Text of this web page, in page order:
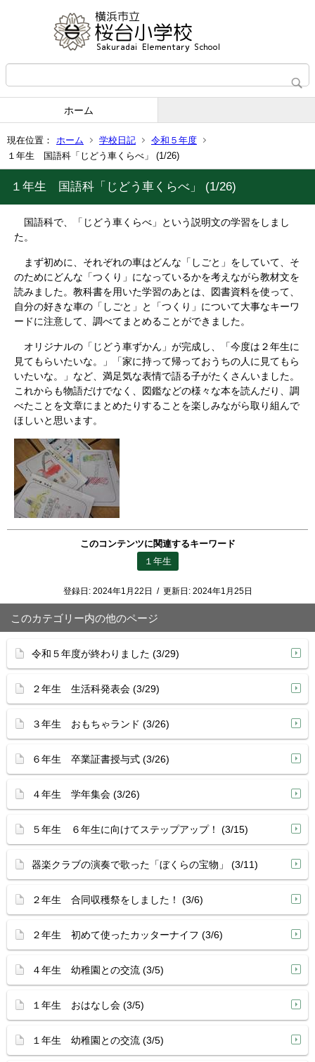
ホーム
現在位置： ホーム 学校日記
令和５年度
１年生 国語科「じどう車くらべ」 (1/26)
１年生 国語科「じどう車くらべ」 (1/26)
国語科で、「じどう車くらべ」という説明文の学習をしまし
た。
まず初めに、それぞれの車はどんな「しごと」をしていて、そ
のためにどんな「つくり」になっているかを考えながら教材文を
読みました。教科書を用いた学習のあとは、図書資料を使って、
自分の好きな車の「しごと」と「つくり」について大事なキーワ
ードに注意して、調べてまとめることができました。
オリジナルの「じどう車ずかん」が完成し、「今度は２年生に
見てもらいたいな。」「家に持って帰っておうちの人に見てもら
いたいな。」など、満足気な表情で語る子がたくさんいました。
これからも物語だけでなく、図鑑などの様々な本を読んだり、調
べたことを文章にまとめたりすることを楽しみながら取り組んで
ほしいと思います。
このコンテンツに関連するキーワード
１年生
登録日: 2024年1月22日 / 更新日: 2024年1月25日
このカテゴリー内の他のページ
令和５年度が終わりました (3/29)
２年生 生活科発表会 (3/29)
３年生 おもちゃランド (3/26)
６年生 卒業証書授与式 (3/26)
４年生 学年集会 (3/26)
５年生 ６年生に向けてステップアップ！ (3/15)
器楽クラブの演奏で歌った「ぼくらの宝物」 (3/11)
２年生 合同収穫祭をしました！ (3/6)
２年生 初めて使ったカッターナイフ (3/6)
４年生 幼稚園との交流 (3/5)
１年生 おはなし会 (3/5)
１年生 幼稚園との交流 (3/5)